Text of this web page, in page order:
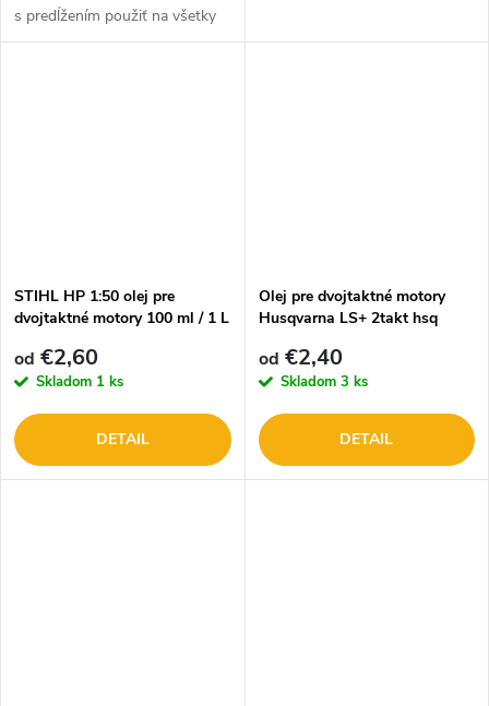
s predĺžením použiť na všetky
typy reduktorov, prevodoviek,
STIHL HP 1:50 olej pre
dvojtaktné motory 100 ml / 1 L
od €2,60
Skladom 1 ks
DETAIL
Olej pre dvojtaktné motory
Husqvarna LS+ 2takt hsq
od €2,40
Skladom 3 ks
DETAIL